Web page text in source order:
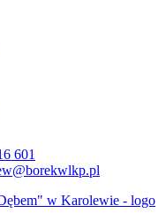
601